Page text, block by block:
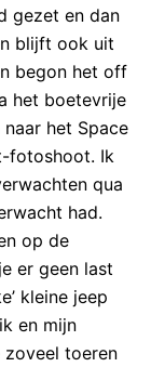
gezet en dan
blijft ook uit
begon het off
het boetevrije
het Space
fotoshoot. Ik
qua
had.
op de
er geen last
kleine jeep
en mijn
zoveel toeren